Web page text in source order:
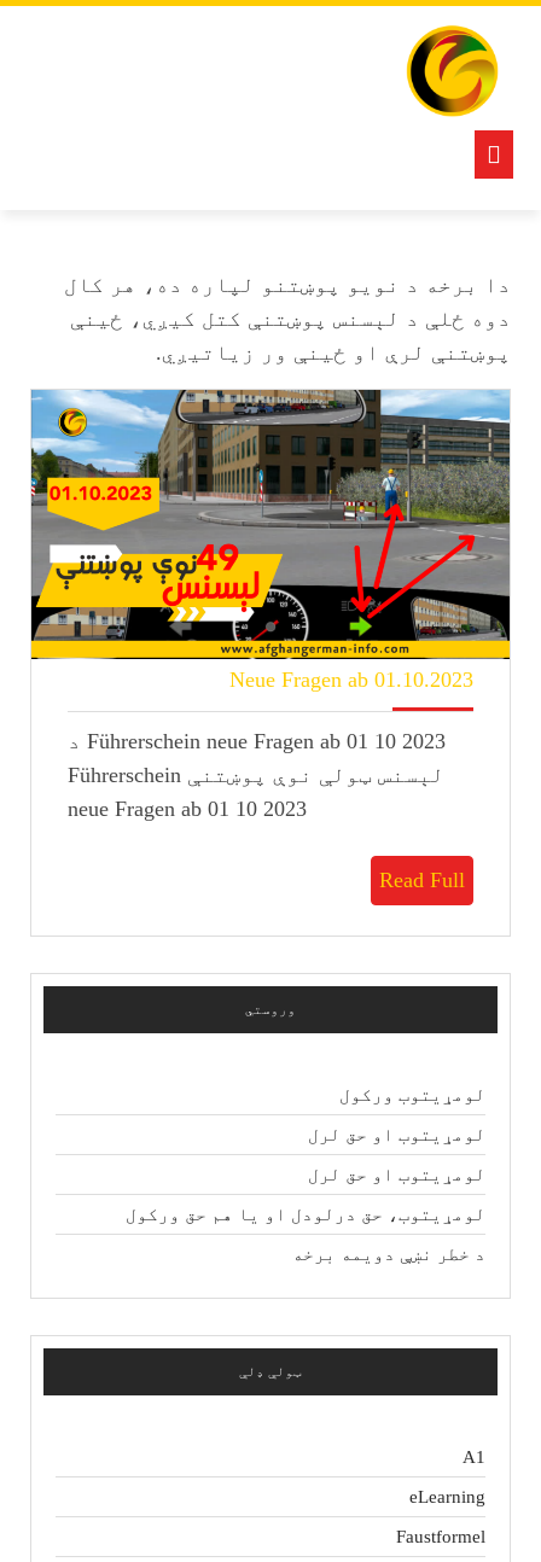
content
دا برخه د نویو پوښتنو لپاره ده، هر کال
دوه ځلې د لېسنس پوښتنې کتل کیږي، ځينې
پوښتنې لرې او ځينې ور زیاتیږي.
Neue Fragen ab 01.10.2023
Neue
01.10.2023
Führerschein neue Fragen ab 01 10 2023 د
لېسنس ټولې نوې پوښتنې Führerschein
neue Fragen ab 01 10 2023
Read Full
Read
Full
وروستي
لومړیتوب ورکول
لومړیتوب او حق لرل
لومړیتوب او حق لرل
لومړیتوب، حق درلودل او یا هم حق ورکول
د خطر نښې دویمه برخه
ټولې ډلې
A1
eLearning
Faustformel